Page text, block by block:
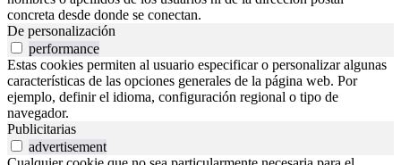
concreta desde donde se conectan.
De personalización
performance
Estas cookies permiten al usuario especificar o personalizar algunas
características de las opciones generales de la página web. Por
ejemplo, definir el idioma, configuración regional o tipo de
navegador.
Publicitarias
advertisement